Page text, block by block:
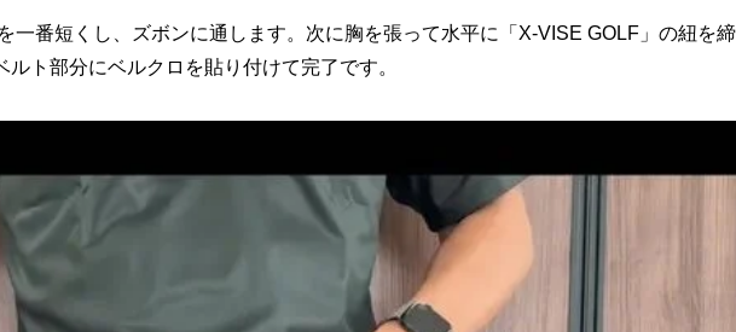
一番短くし、ズボンに通します。次に胸を張って水平に「X-VISE GOLF」の紐を締
ト部分にベルクロを貼り付けて完了です。